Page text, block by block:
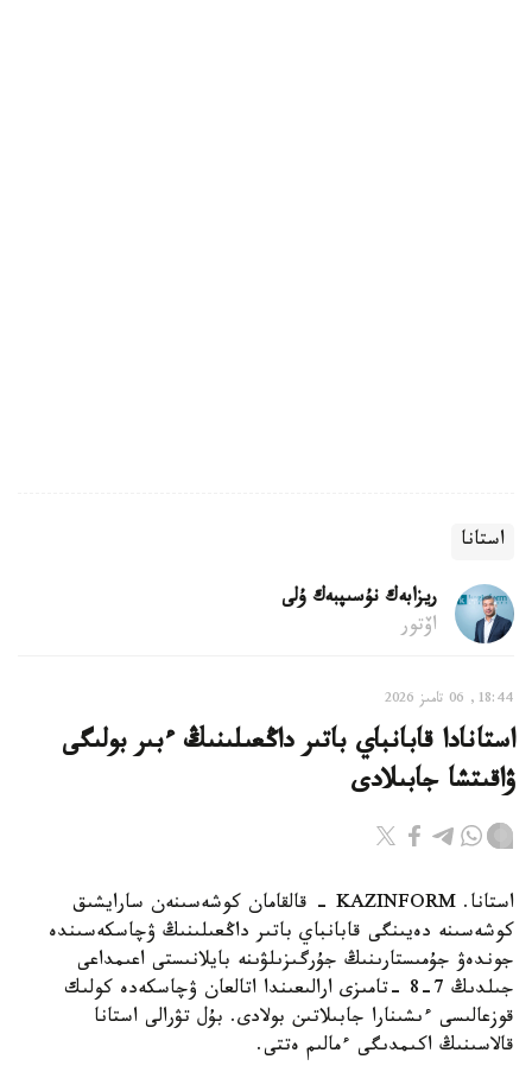
استانا
ريزابەك نۇسىپبەك ۇلى
اۆتور
18:44, 06 تامىز 2026
استانادا قابانباي باتىر داڭعىلىنىڭ ءبىر بولىگى
ۋاقىتشا جابىلادى
استانا. KAZINFORM - قالقامان كوشەسىنەن سارايشىق
كوشەسىنە دەيىنگى قابانباي باتىر داڭعىلىنىڭ ۋچاسكەسىندە
جوندەۋ جۇمىستارىنىڭ جۇرگىزىلۋىنە بايلانىستى اعىمداعى
جىلدىڭ 7-8 -تامىزى ارالىعىندا اتالعان ۋچاسكەدە كولىك
قوزعالىسى ءىشىنارا جابىلاتىن بولادى. بۇل تۋرالى استانا
قالاسىنىڭ اكىمدىگى ءمالىم ەتتى.